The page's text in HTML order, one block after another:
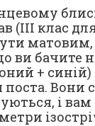
(III клас
ви бачите
+
Вони
і вам